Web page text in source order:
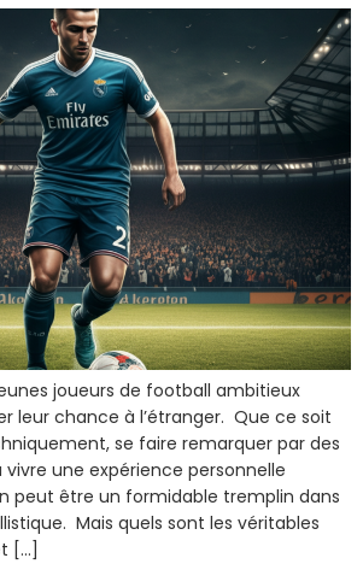
joueurs de football ambitieux
leur chance à l’étranger. Que ce soit
se faire remarquer par des
une expérience personnelle
peut être un formidable tremplin dans
Mais quels sont les véritables
[…]